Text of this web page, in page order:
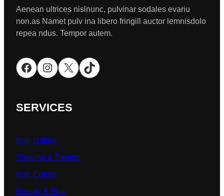
Aenean ultrices nislnunc, pulvinar sodales evariu
non.as Namet pulv ina libero fringill auctor lemnisdolo
repea ndus. Tempor autem.
Facebook Instagram X TikTok
SERVICES
Hair cutting
Shaving & Design
Hair Colors
Beauty & Spa